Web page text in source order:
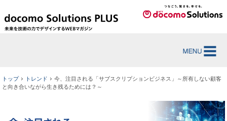
トップ トレンド
今、注目される「サブスクリプションビジネス」～所有しない顧客
と向き合いながら生き残るためには？～